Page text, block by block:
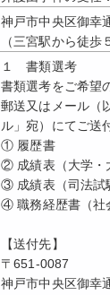
神戸市中央区御
（三宮駅から徒歩
１ 書類選考
書類選考をご希
郵送又はメール（
ル」宛）にてご送
① 履歴書
② 成績表（大学・
③ 成績表（司法試
④ 職務経歴書（社
【送付先】
〒651-0087
神戸市中央区御